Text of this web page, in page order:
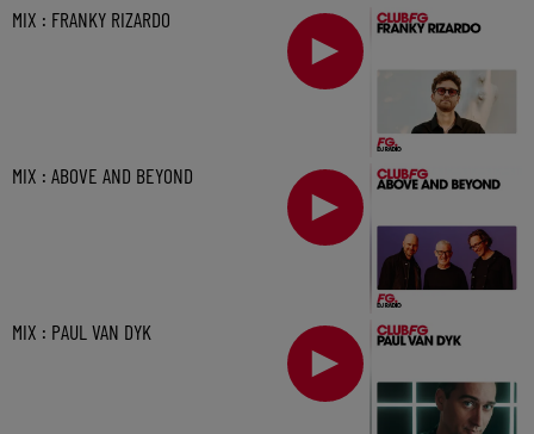
MIX : FRANKY RIZARDO
MIX : ABOVE AND BEYOND
MIX : PAUL VAN DYK